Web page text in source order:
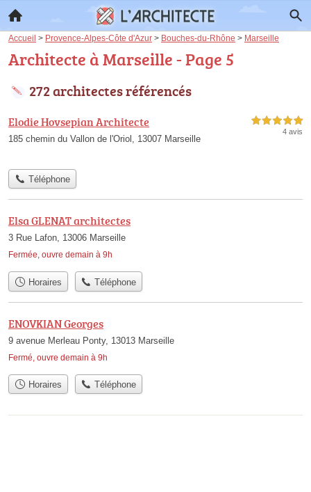
Accueil > Provence-Alpes-Côte d'Azur > Bouches-du-Rhône > Marseille
Architecte à Marseille - Page 5
272 architectes référencés
Elodie Hovsepian Architecte
185 chemin du Vallon de l'Oriol, 13007 Marseille
5,0 étoiles sur 5
4 avis
Téléphone
Elsa GLENAT architectes
3 Rue Lafon, 13006 Marseille
Fermée, ouvre demain à 9h
Horaires Téléphone
ENOVKIAN Georges
9 avenue Merleau Ponty, 13013 Marseille
Fermé, ouvre demain à 9h
Horaires Téléphone